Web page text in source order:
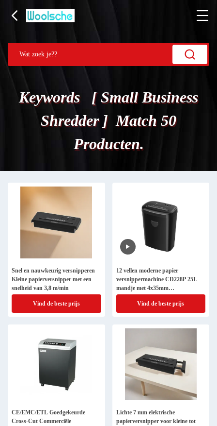
Keywords [ Small Business
Shredder ] Match 50
Producten.
Snel en nauwkeurig versnipperen
Kleine papierversnipper met een
snelheid van 3,8 m/min
Vind de beste prijs
12 vellen moderne papier
versnippermachine CD228P 25L
mandje met 4x35mm
versnippergrootte
Vind de beste prijs
CE/EMC/ETL Goedgekeurde
Cross-Cut Commerciële
Lichte 7 mm elektrische
papierversnipper voor kleine tot